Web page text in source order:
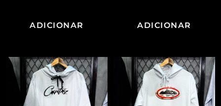
ADICIONAR ADICIONAR